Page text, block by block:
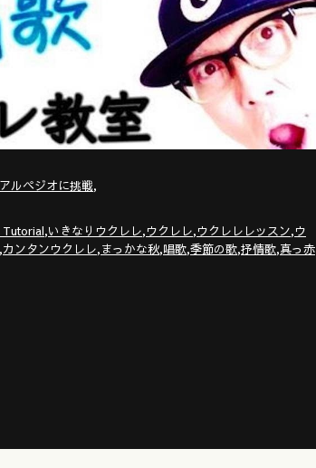
アルペジオに挑戦,
,いきなりウクレレ,ウクレレ,ウクレレレッスン,ウ
,カンタンウクレレ,まっかな秋,唱歌,季節の歌,抒情歌,真っ赤